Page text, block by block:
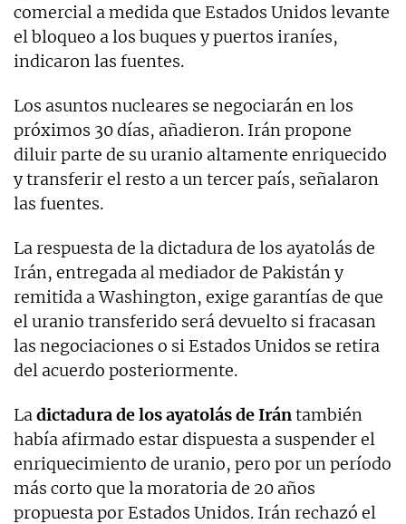
comercial a medida que Estados Unidos levante
el bloqueo a los buques y puertos iraníes,
indicaron las fuentes.
Los asuntos nucleares se negociarán en los
próximos 30 días, añadieron. Irán propone
diluir parte de su uranio altamente enriquecido
y transferir el resto a un tercer país, señalaron
las fuentes.
La respuesta de la dictadura de los ayatolás de
Irán, entregada al mediador de Pakistán y
remitida a Washington, exige garantías de que
el uranio transferido será devuelto si fracasan
las negociaciones o si Estados Unidos se retira
del acuerdo posteriormente.
Ladictadura de los ayatolás de Irántambién
había afirmado estar dispuesta a suspender el
enriquecimiento de uranio, pero por un período
más corto que la moratoria de 20 años
propuesta por Estados Unidos. Irán rechazó el